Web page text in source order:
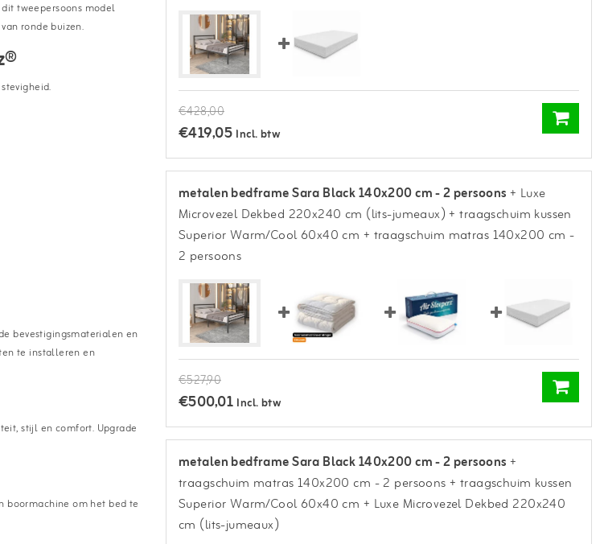
tweepersoons model
ronde buizen.
bevestigingsmaterialen en
te installeren en
stijl en comfort. Upgrade
boormachine om het bed te
€428,00
€419,05 Incl. btw
metalen bedframe Sara Black 140x200 cm - 2 persoons+ Luxe
Microvezel Dekbed 220x240 cm (lits-jumeaux)+ traagschuim kussen
Superior Warm/Cool 60x40 cm + traagschuim matras 140x200 cm -
2 persoons
€527,90
€500,01 Incl. btw
metalen bedframe Sara Black 140x200 cm - 2 persoons+
traagschuim matras 140x200 cm - 2 persoons+ traagschuim kussen
Superior Warm/Cool 60x40 cm + Luxe Microvezel Dekbed 220x240
cm (lits-jumeaux)